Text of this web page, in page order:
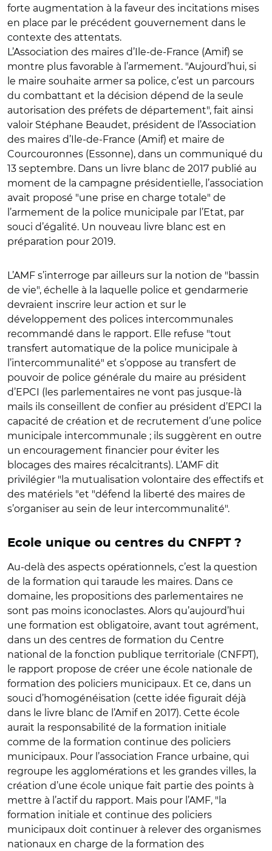
forte augmentation à la faveur des incitations mises
en place par le précédent gouvernement dans le
contexte des attentats.
L’Association des maires d’Ile-de-France (Amif) se
montre plus favorable à l’armement. "Aujourd’hui, si
le maire souhaite armer sa police, c’est un parcours
du combattant et la décision dépend de la seule
autorisation des préfets de département", fait ainsi
valoir Stéphane Beaudet, président de l’Association
des maires d’Ile-de-France (Amif) et maire de
Courcouronnes (Essonne), dans un communiqué du
13 septembre. Dans un livre blanc de 2017 publié au
moment de la campagne présidentielle, l’association
avait proposé "une prise en charge totale" de
l’armement de la police municipale par l’Etat, par
souci d’égalité. Un nouveau livre blanc est en
préparation pour 2019.
L’AMF s’interroge par ailleurs sur la notion de "bassin
de vie", échelle à la laquelle police et gendarmerie
devraient inscrire leur action et sur le
développement des polices intercommunales
recommandé dans le rapport. Elle refuse "tout
transfert automatique de la police municipale à
l’intercommunalité" et s’oppose au transfert de
pouvoir de police générale du maire au président
d’EPCI (les parlementaires ne vont pas jusque-là
mails ils conseillent de confier au président d’EPCI la
capacité de création et de recrutement d’une police
municipale intercommunale ; ils suggèrent en outre
un encouragement financier pour éviter les
blocages des maires récalcitrants). L’AMF dit
privilégier "la mutualisation volontaire des effectifs et
des matériels "et "défend la liberté des maires de
s’organiser au sein de leur intercommunalité".
Ecole unique ou centres du CNFPT ?
Au-delà des aspects opérationnels, c’est la question
de la formation qui taraude les maires. Dans ce
domaine, les propositions des parlementaires ne
sont pas moins iconoclastes. Alors qu’aujourd’hui
une formation est obligatoire, avant tout agrément,
dans un des centres de formation du Centre
national de la fonction publique territoriale (CNFPT),
le rapport propose de créer une école nationale de
formation des policiers municipaux. Et ce, dans un
souci d’homogénéisation (cette idée figurait déjà
dans le livre blanc de l’Amif en 2017). Cette école
aurait la responsabilité de la formation initiale
comme de la formation continue des policiers
municipaux. Pour l’association France urbaine, qui
regroupe les agglomérations et les grandes villes, la
création d’une école unique fait partie des points à
mettre à l’actif du rapport. Mais pour l’AMF, "la
formation initiale et continue des policiers
municipaux doit continuer à relever des organismes
nationaux en charge de la formation des